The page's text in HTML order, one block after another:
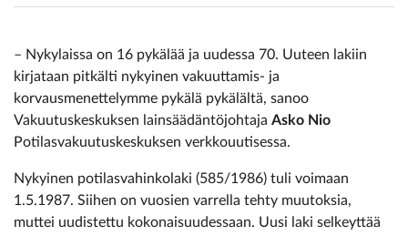
– Nykylaissa on 16 pykälää ja uudessa 70. Uuteen lakiin
kirjataan pitkälti nykyinen vakuuttamis- ja
korvausmenettelymme pykälä pykälältä, sanoo
Vakuutuskeskuksen lainsäädäntöjohtaja Asko Nio
Potilasvakuutuskeskuksen verkkouutisessa.
Nykyinen potilasvahinkolaki (585/1986) tuli voimaan
1.5.1987. Siihen on vuosien varrella tehty muutoksia,
muttei uudistettu kokonaisuudessaan. Uusi laki selkeyttää